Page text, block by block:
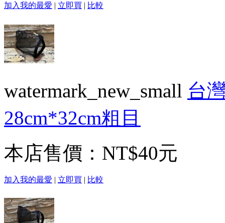
加入我的最愛 | 立即買 | 比較
watermark_new_small 台
28cm*32cm粗目
本店售價： NT$40元
加入我的最愛 | 立即買 | 比較